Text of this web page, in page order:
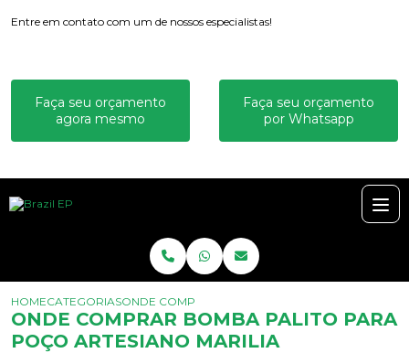
Entre em contato com um de nossos especialistas!
Faça seu orçamento
agora mesmo
Faça seu orçamento
por Whatsapp
HOMECATEGORIASONDE COMPRAR BOMBA PALITO PARA POÇO
ONDE COMPRAR BOMBA PALITO PARA
POÇO ARTESIANO MARILIA